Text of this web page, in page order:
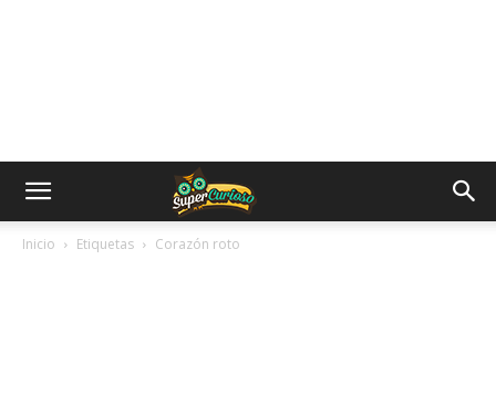
Inicio Etiquetas Corazón roto